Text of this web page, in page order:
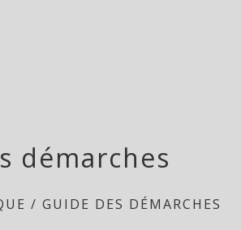
démarches
/GUIDE DES DÉMARCHES